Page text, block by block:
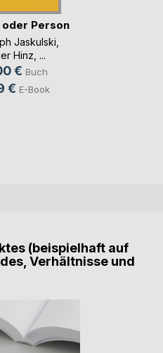
oder Person
Jaskulski
Hinz , ...
€ Buch
€ E-Book
(beispielhaft auf
Verhältnisse und